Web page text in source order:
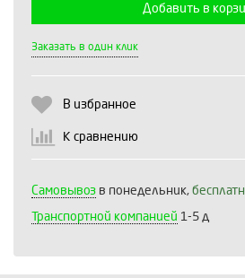
Добавить в
Заказать в один клик
В избранное
К сравнению
Самовывоз в понедельник,
Транспортной компанией 1-5 д